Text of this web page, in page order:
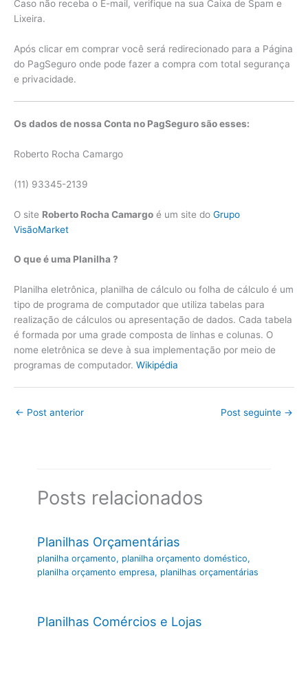
Caso não receba o E-mail, verifique na sua Caixa de Spam e
Lixeira.
Após clicar em comprar você será redirecionado para a Página
do PagSeguro onde pode fazer a compra com total segurança
e privacidade.
Os dados de nossa Conta no PagSeguro são esses:
Roberto Rocha Camargo
(11) 93345-2139
O site Roberto Rocha Camargo é um site do Grupo
VisãoMarket
O que é uma Planilha ?
Planilha eletrônica, planilha de cálculo ou folha de cálculo é um
tipo de programa de computador que utiliza tabelas para
realização de cálculos ou apresentação de dados. Cada tabela
é formada por uma grade composta de linhas e colunas. O
nome eletrônica se deve à sua implementação por meio de
programas de computador. Wikipédia
← Post anterior Post seguinte →
Posts relacionados
Planilhas Orçamentárias
planilha orçamento, planilha orçamento doméstico,
planilha orçamento empresa, planilhas orçamentárias
Planilhas Comércios e Lojas